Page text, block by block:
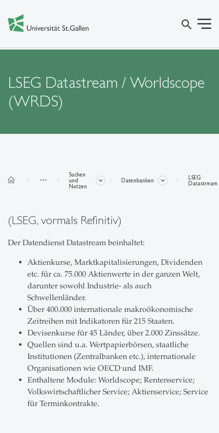
search
LSEG Datastream / Worldscope
(WRDS)
home more_horiz
Suchen
und
Nutzen
Datenbanken
LSEG
Datastream
(LSEG, vormals Refinitiv)
Der Datendienst Datastream beinhaltet:
Aktienkurse, Marktkapitalisierungen, Dividenden
etc. für ca. 75.000 Aktienwerte in der ganzen Welt,
darunter sowohl Industrie- als auch
Schwellenländer.
Über 400.000 internationale makroökonomische
Zeitreihen mit Indikatoren für 215 Staaten.
Devisenkurse für 45 Länder, über 2.000 Zinssätze.
Quellen sind u.a. Wertpapierbörsen, staatliche
Institutionen (Zentralbanken etc.), internationale
Organisationen wie OECD und IMF.
Enthaltene Module: Worldscope; Rentenservice;
Volkswirtschaftlicher Service; Aktienservice; Service
für Terminkontrakte.